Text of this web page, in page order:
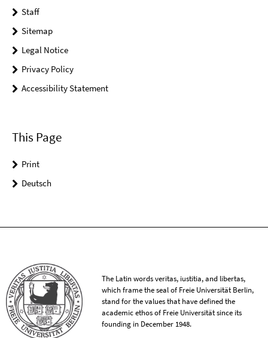
Staff
Sitemap
Legal Notice
Privacy Policy
Accessibility Statement
This Page
Print
Deutsch
The Latin words veritas, iustitia, and libertas,
which frame the seal of Freie Universität Berlin,
stand for the values that have defined the
academic ethos of Freie Universität since its
founding in December 1948.